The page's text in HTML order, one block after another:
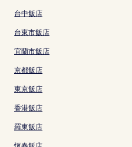
台中飯店
台東市飯店
宜蘭市飯店
京都飯店
東京飯店
香港飯店
羅東飯店